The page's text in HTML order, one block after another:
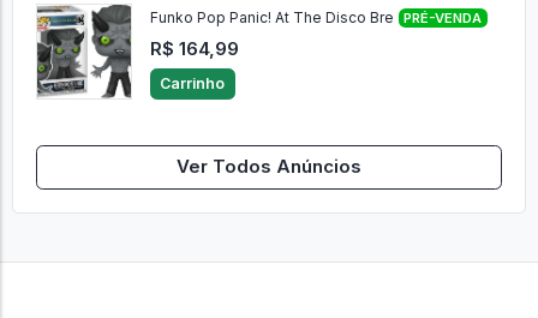
Funko Pop Panic! At The Disco Bre PRÉ-VENDA
R$ 164,99
Carrinho
Ver Todos Anúncios